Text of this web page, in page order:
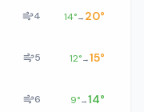
4 14°→ 20°
5 12°→15°
6 9°→14°